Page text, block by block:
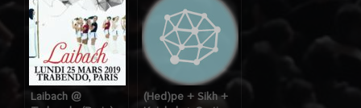
Laibach @
(Hed)pe + Sikh +